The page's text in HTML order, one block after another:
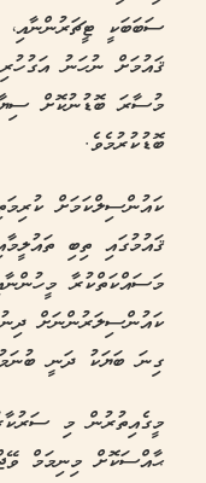
ސަބަބަކީ
ޤައުމަށް ނުހަނު
މުސާރަ ބޮޑުނުކޮށް
ބޮޑުކުރުމެވެ.
ކައުންސިލްކަމަށް
ޤައުމުގައި ތިބި
މަސައްކަތްކުރާ
ކައުންސިލަރުންނަށް
ގިނަ ބަޔަކު ދަނީ
މީގެއިތުރުން މި
ޙާއްސަކޮށް މިނިމަމް